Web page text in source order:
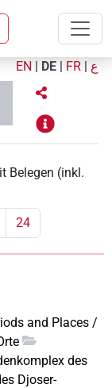
EN | DE | FR | ع
Belegen (inkl.
24
and Places /
des
Djoser-